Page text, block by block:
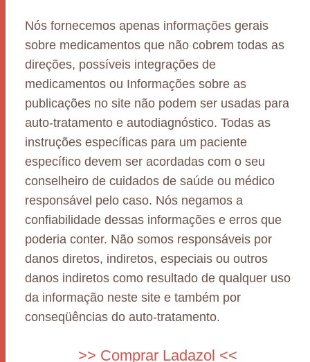
Nós fornecemos apenas informações gerais
sobre medicamentos que não cobrem todas as
direções, possíveis integrações de
medicamentos ou Informações sobre as
publicações no site não podem ser usadas para
auto-tratamento e autodiagnóstico. Todas as
instruções específicas para um paciente
específico devem ser acordadas com o seu
conselheiro de cuidados de saúde ou médico
responsável pelo caso. Nós negamos a
confiabilidade dessas informações e erros que
poderia conter. Não somos responsáveis por
danos diretos, indiretos, especiais ou outros
danos indiretos como resultado de qualquer uso
da informação neste site e também por
conseqüências do auto-tratamento.
>> Comprar Ladazol <<